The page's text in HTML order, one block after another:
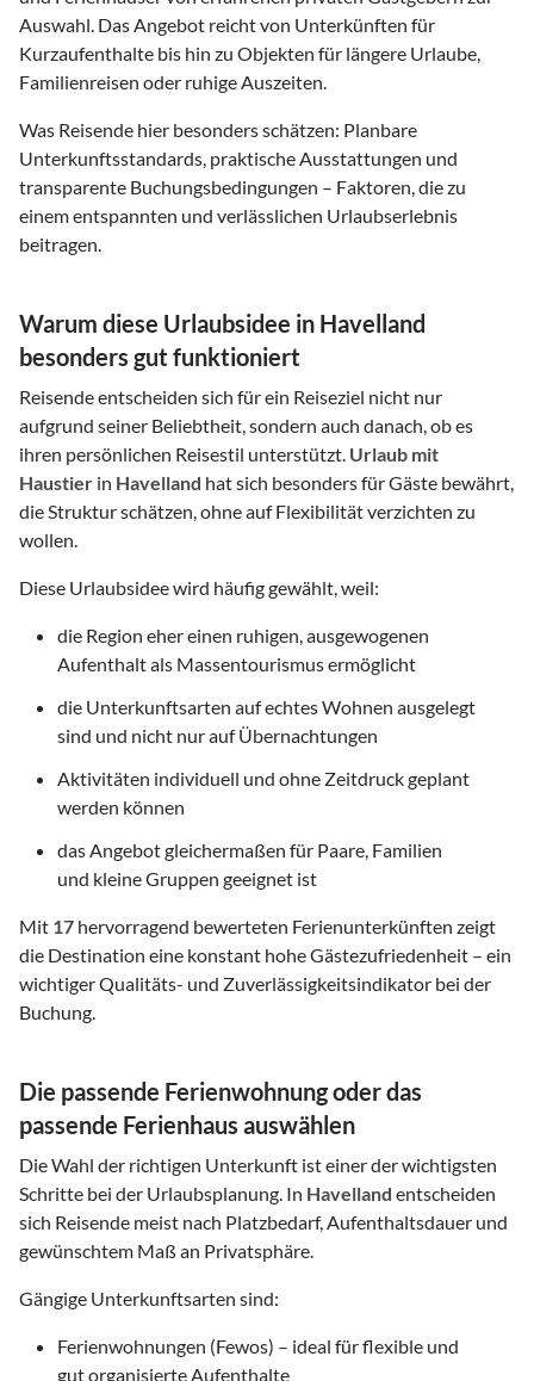
Auswahl. Das Angebot reicht von Unterkünften für
Kurzaufenthalte bis hin zu Objekten für längere Urlaube,
Familienreisen oder ruhige Auszeiten.
Was Reisende hier besonders schätzen: Planbare
Unterkunftsstandards, praktische Ausstattungen und
transparente Buchungsbedingungen – Faktoren, die zu
einem entspannten und verlässlichen Urlaubserlebnis
beitragen.
Warum diese Urlaubsidee in Havelland
besonders gut funktioniert
Reisende entscheiden sich für ein Reiseziel nicht nur
aufgrund seiner Beliebtheit, sondern auch danach, ob es
ihren persönlichen Reisestil unterstützt. Urlaub mit
Haustier in Havelland hat sich besonders für Gäste bewährt,
die Struktur schätzen, ohne auf Flexibilität verzichten zu
wollen.
Diese Urlaubsidee wird häufig gewählt, weil:
die Region eher einen ruhigen, ausgewogenen
Aufenthalt als Massentourismus ermöglicht
die Unterkunftsarten auf echtes Wohnen ausgelegt
sind und nicht nur auf Übernachtungen
Aktivitäten individuell und ohne Zeitdruck geplant
werden können
das Angebot gleichermaßen für Paare, Familien
und kleine Gruppen geeignet ist
Mit 17 hervorragend bewerteten Ferienunterkünften zeigt
die Destination eine konstant hohe Gästezufriedenheit – ein
wichtiger Qualitäts- und Zuverlässigkeitsindikator bei der
Buchung.
Die passende Ferienwohnung oder das
passende Ferienhaus auswählen
Die Wahl der richtigen Unterkunft ist einer der wichtigsten
Schritte bei der Urlaubsplanung. In Havelland entscheiden
sich Reisende meist nach Platzbedarf, Aufenthaltsdauer und
gewünschtem Maß an Privatsphäre.
Gängige Unterkunftsarten sind:
Ferienwohnungen (Fewos) – ideal für flexible und
gut organisierte Aufenthalte